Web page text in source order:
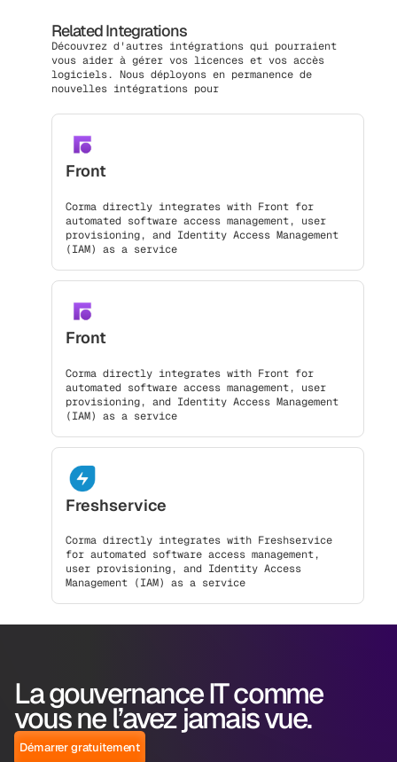
Related Integrations
Découvrez d'autres intégrations qui pourraient
vous aider à gérer vos licences et vos accès
logiciels. Nous déployons en permanence de
nouvelles intégrations pour
Front
Corma directly integrates with Front for
automated software access management, user
provisioning, and Identity Access Management
(IAM) as a service
Front
Corma directly integrates with Front for
automated software access management, user
provisioning, and Identity Access Management
(IAM) as a service
Freshservice
Corma directly integrates with Freshservice
for automated software access management,
user provisioning, and Identity Access
Management (IAM) as a service
La gouvernance IT comme
vous ne l’avez jamais vue.
Démarrer gratuitement